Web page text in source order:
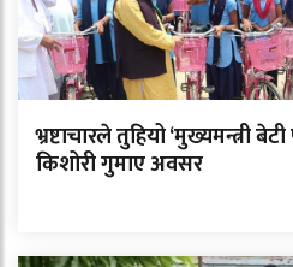
भ्रष्टाचारले तुहियो ‘मुख्यमन्त्री
किशोरी गुमाए अवसर